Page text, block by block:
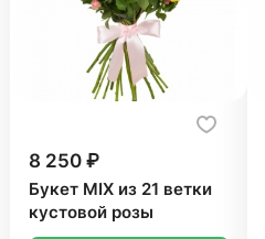
8 250 ₽
Букет MIX из 21 ветки
кустовой розы